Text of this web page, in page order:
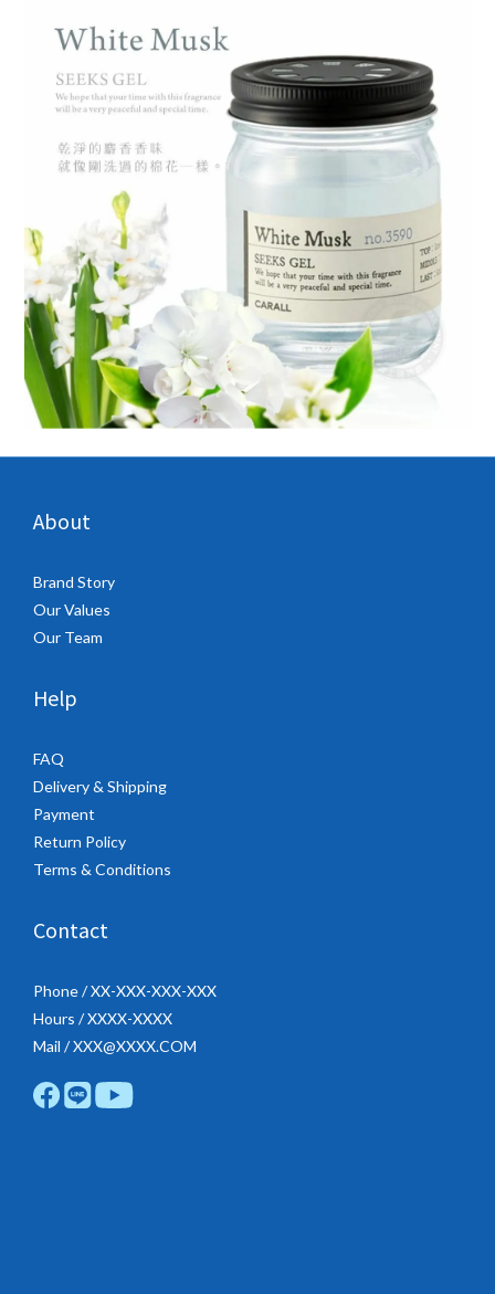
About
Brand Story
Our Values
Our Team
Help
FAQ
Delivery & Shipping
Payment
Return Policy
Terms & Conditions
Contact
Phone / XX-XXX-XXX-XXX
Hours / XXXX-XXXX
Mail / XXX@XXXX.COM